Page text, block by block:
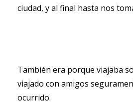
ciudad, y al final hasta nos
También era porque viajaba
viajado con amigos
ocurrido.